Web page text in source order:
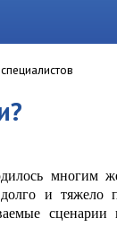
и тяжело